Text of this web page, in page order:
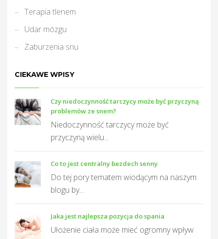
Terapia tlenem
Udar mózgu
Zaburzenia snu
CIEKAWE WPISY
Czy niedoczynność tarczycy może być przyczyną
problemów ze snem?
Niedoczynność tarczycy może być
przyczyną wielu...
Co to jest centralny bezdech senny
Do tej pory tematem wiodącym na naszym
blogu by...
Jaka jest najlepsza pozycja do spania
Ułożenie ciała może mieć ogromny wpływ